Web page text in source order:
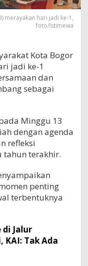
merayakan hari jadi ke-1,
foto/Istimewa
Kota Bogor
jadi ke-1
dan
sebagai
Minggu 13
dengan agenda
refleksi
tahun terakhir.
penting
terbentuknya
di Jalur
KAI: Tak Ada